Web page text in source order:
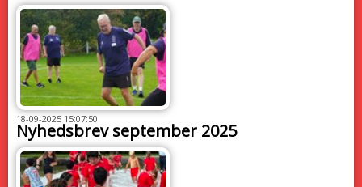
18-09-2025 15:07:50
Nyhedsbrev september 2025